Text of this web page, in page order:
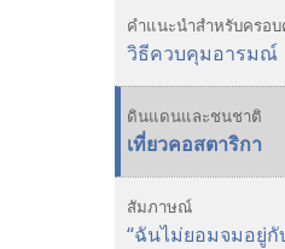
คำแนะนำสำหรับครอบ
วิธีควบคุมอารมณ์
ดินแดนและชนชาติ
เที่ยวคอสตาริกา
สัมภาษณ์
“ฉันไม่ยอมจมอยู่กั